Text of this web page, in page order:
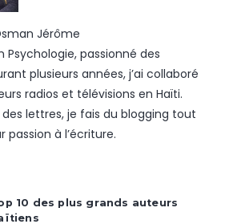
Jérôme
Psychologie, passionné des
plusieurs années, j’ai collaboré
radios et télévisions en Haïti.
lettres, je fais du blogging tout
passion à l’écriture.
10 des plus grands auteurs